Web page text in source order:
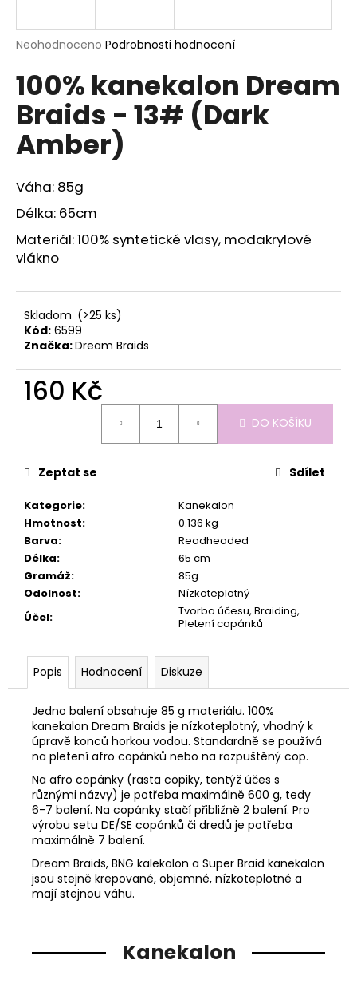
Průměrné
produktu
0,0
hvězdiček.
Neohodnoceno Podrobnosti hodnocení
100% kanekalon Dream
Braids - 13# (Dark
Amber)
Váha: 85g
Délka: 65cm
Materiál: 100% syntetické vlasy, modakrylové
vlákno
Skladom (>25 ks)
Kód: 6599
Značka:Dream Braids
160 Kč
DO KOŠÍKU
Kategorie:
Kanekalon
Hmotnost:
0.136 kg
Barva:
Readheaded
Délka:
65 cm
Gramáž:
85g
Odolnost:
Nízkoteplotný
Účel:
Tvorba účesu, Braiding,
Pletení copánků
Zeptat se Sdílet
Popis Hodnocení Diskuze
Jedno balení obsahuje 85 g materiálu. 100%
kanekalon Dream Braids je nízkoteplotný, vhodný k
úpravě konců horkou vodou. Standardně se používá
na pletení afro copánků nebo na rozpuštěný cop.
Na afro copánky (rasta copiky, tentýž účes s
různými názvy) je potřeba maximálně 600 g, tedy
6-7 balení. Na copánky stačí přibližně 2 balení. Pro
výrobu setu DE/SE copánků či dredů je potřeba
maximálně 7 balení.
Dream Braids, BNG kalekalon a Super Braid kanekalon
jsou stejně krepované, objemné, nízkoteplotné a
mají stejnou váhu.
Kanekalon
j
t
?
D
p
o
u
u
e